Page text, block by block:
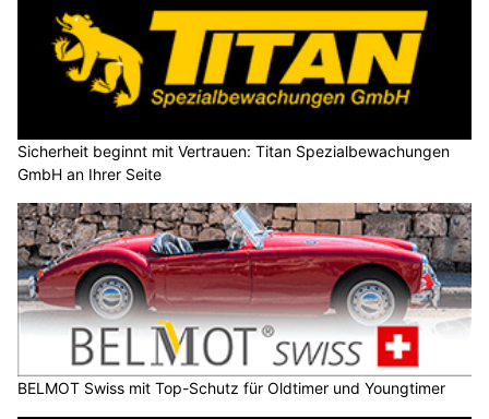
Sicherheit beginnt mit Vertrauen: Titan Spezialbewachungen
BELMOT Swiss mit Top-Schutz für Oldtimer und Youngtimer